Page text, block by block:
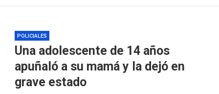
POLICIALES
Una adolescente de 14 años
apuñaló a su mamá y la dejó en
grave estado